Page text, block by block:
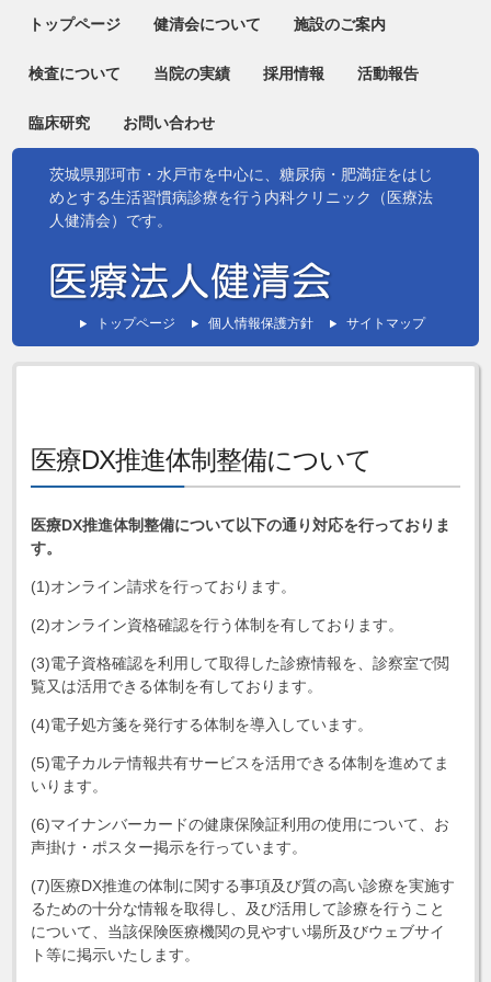
トップページ 健清会について 施設のご案内
検査について 当院の実績 採用情報 活動報告
臨床研究 お問い合わせ
茨城県那珂市・水戸市を中心に、糖尿病・肥満症をはじ
めとする生活習慣病診療を行う内科クリニック（医療法
人健清会）です。
トップページ 個人情報保護方針 サイトマップ
医療DX推進体制整備について
医療DX推進体制整備について以下の通り対応を行っておりま
す。
(1)オンライン請求を行っております。
(2)オンライン資格確認を行う体制を有しております。
(3)電子資格確認を利用して取得した診療情報を、診察室で閲
覧又は活用できる体制を有しております。
(4)電子処方箋を発行する体制を導入しています。
(5)電子カルテ情報共有サービスを活用できる体制を進めてま
いります。
(6)マイナンバーカードの健康保険証利用の使用について、お
声掛け・ポスター掲示を行っています。
(7)医療DX推進の体制に関する事項及び質の高い診療を実施す
るための十分な情報を取得し、及び活用して診療を行うこと
について、当該保険医療機関の見やすい場所及びウェブサイ
ト等に掲示いたします。